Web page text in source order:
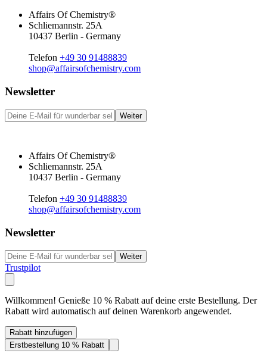
Affairs Of Chemistry®
Schliemannstr. 25A
10437 Berlin - Germany
Telefon +49 30 91488839
shop@affairsofchemistry.com
Newsletter
Weiter
Affairs Of Chemistry®
Schliemannstr. 25A
10437 Berlin - Germany
Telefon +49 30 91488839
shop@affairsofchemistry.com
Newsletter
Weiter
Trustpilot
Willkommen! Genieße 10 % Rabatt auf deine erste Bestellung. Der
Rabatt wird automatisch auf deinen Warenkorb angewendet.
Rabatt hinzufügen
Erstbestellung 10 % Rabatt